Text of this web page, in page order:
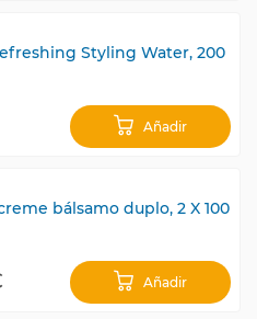
Styling Water, 200
Añadir
bálsamo duplo, 2 X 100
Añadir